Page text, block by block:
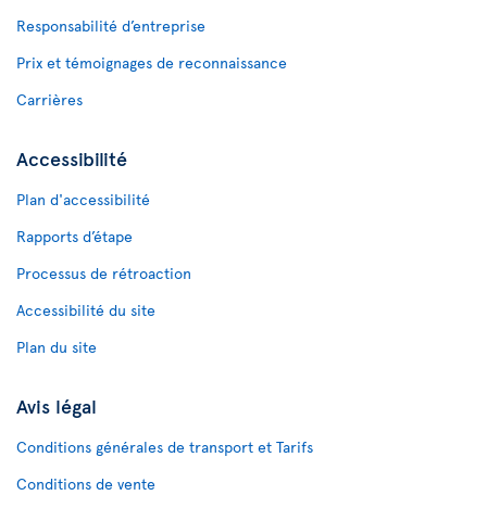
Responsabilité d’entreprise
Prix et témoignages de reconnaissance
Carrières
Accessibilité
Plan d'accessibilité
Rapports d’étape
Processus de rétroaction
Accessibilité du site
Plan du site
Avis légal
Conditions générales de transport et Tarifs
Conditions de vente